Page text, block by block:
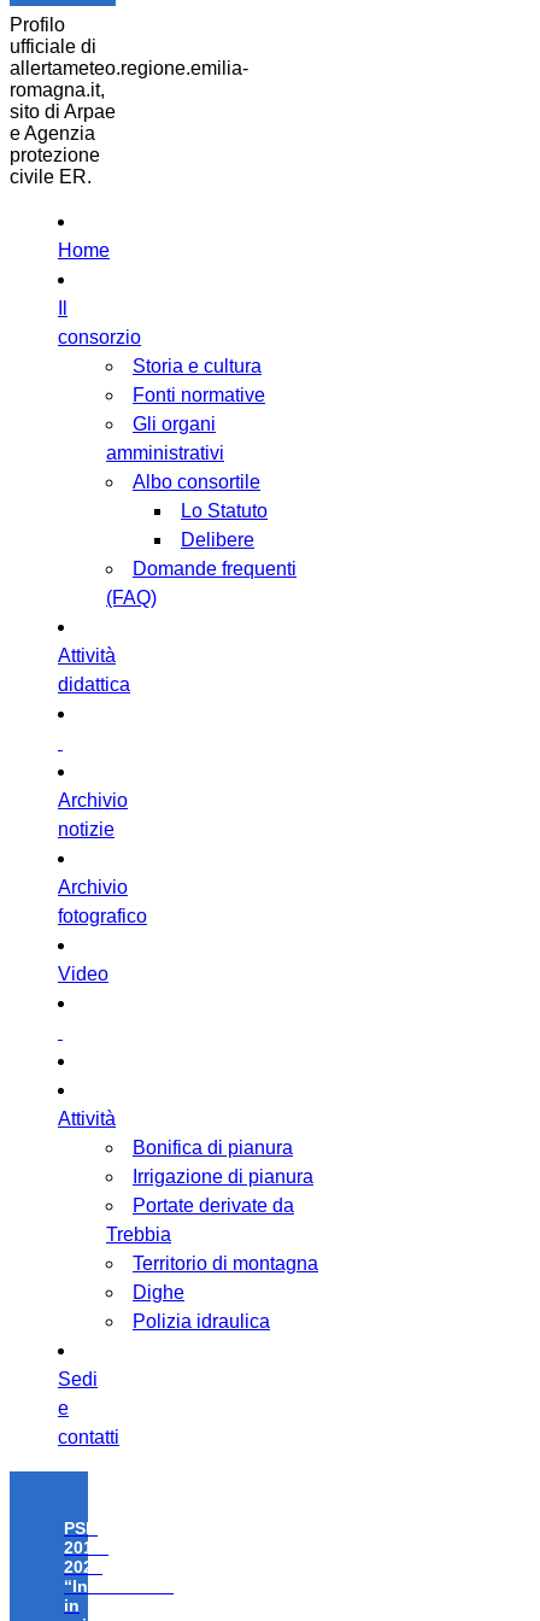
Profilo
ufficiale di
allertameteo.regione.emilia-
romagna.it,
sito di Arpae
e Agenzia
protezione
civile ER.
Home
consorzio
Storia e cultura
Fonti normative
Gli organi
amministrativi
Albo consortile
Lo Statuto
Delibere
Domande frequenti
(FAQ)
Attività
didattica
Archivio
notizie
Archivio
fotografico
Video
Attività
Bonifica di pianura
Irrigazione di pianura
Portate derivate da
Trebbia
Territorio di montagna
Dighe
Polizia idraulica
Sedi
e
contatti
PSR
2014-
2020
“Investimenti
in